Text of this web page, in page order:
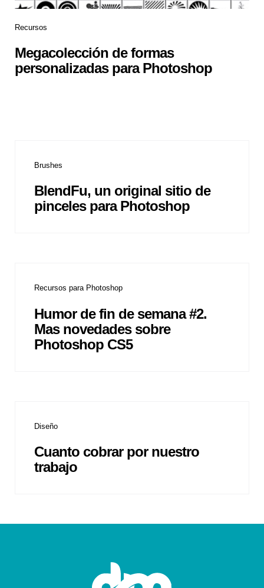
Recursos
Megacolección de formas
personalizadas para Photoshop
Brushes
BlendFu, un original sitio de
pinceles para Photoshop
Recursos para Photoshop
Humor de fin de semana #2.
Mas novedades sobre
Photoshop CS5
Diseño
Cuanto cobrar por nuestro
trabajo